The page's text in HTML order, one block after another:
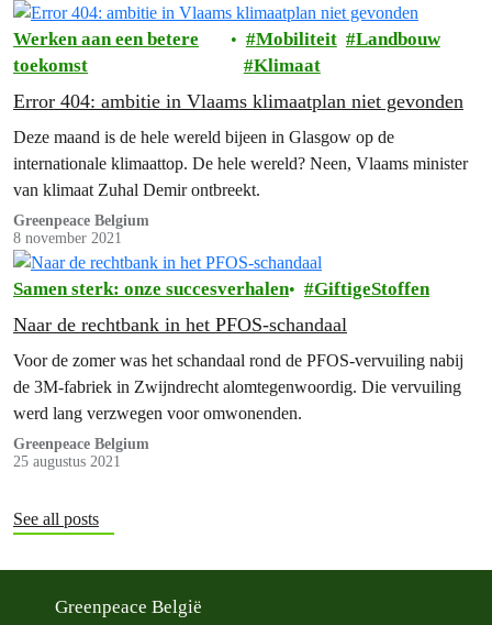
Werken aan een betere
toekomst
Mobiliteit
Landbouw
Klimaat
Error 404: ambitie in Vlaams klimaatplan niet gevonden
Deze maand is de hele wereld bijeen in Glasgow op de
internationale klimaattop. De hele wereld? Neen, Vlaams minister
van klimaat Zuhal Demir ontbreekt.
Greenpeace Belgium
8 november 2021
Samen sterk: onze succesverhalen GiftigeStoffen
Naar de rechtbank in het PFOS-schandaal
Voor de zomer was het schandaal rond de PFOS-vervuiling nabij
de 3M-fabriek in Zwijndrecht alomtegenwoordig. Die vervuiling
werd lang verzwegen voor omwonenden.
Greenpeace Belgium
25 augustus 2021
See all posts
Greenpeace België